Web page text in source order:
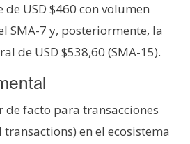
USD $460 con volumen
SMA-7 y, posteriormente, la
de USD $538,60 (SMA-15).
de facto para transacciones
en el ecosistema